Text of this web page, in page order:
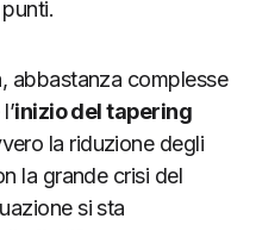
abbastanza complesse
inizio del tapering
la riduzione degli
la grande crisi del
si sta